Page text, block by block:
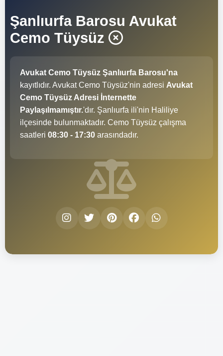
Şanlıurfa Barosu Avukat
Cemo Tüysüz
Avukat Cemo Tüysüz Şanlıurfa Barosu'na
kayıtlıdır. Avukat Cemo Tüysüz'nin adresi Avukat
Cemo Tüysüz Adresi İnternette
Paylaşılmamıştır.'dır. Şanlıurfa ili'nin Haliliye
ilçesinde bulunmaktadır. Cemo Tüysüz çalışma
saatleri 08:30 - 17:30 arasındadır.